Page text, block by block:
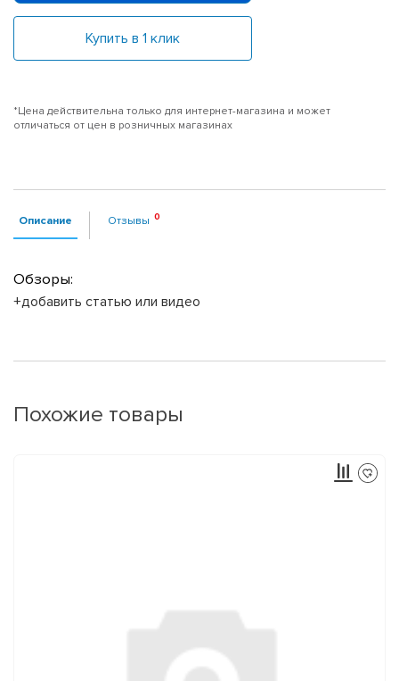
Купить в 1 клик
*Цена действительна только для интернет-магазина и может
отличаться от цен в розничных магазинах
Описание Отзывы
Обзоры:
+добавить статью или видео
Похожие товары